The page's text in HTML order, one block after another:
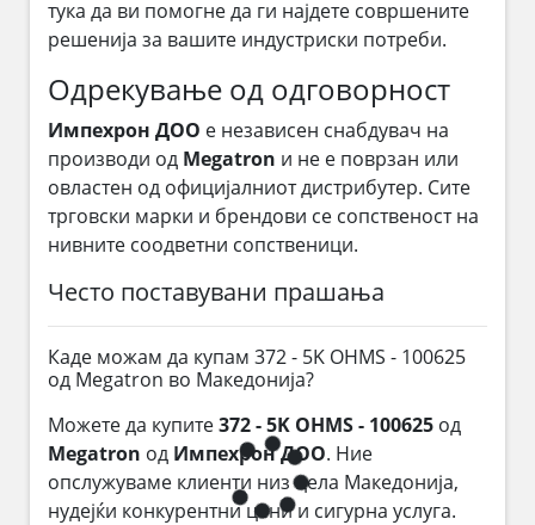
тука да ви помогне да ги најдете совршените
решенија за вашите индустриски потреби.
Одрекување од одговорност
Импехрон ДОО е независен снабдувач на
производи од Megatron и не е поврзан или
овластен од официјалниот дистрибутер. Сите
трговски марки и брендови се сопственост на
нивните соодветни сопственици.
Често поставувани прашања
Каде можам да купам 372 - 5K OHMS - 100625
од Megatron во Македонија?
Можете да купите372 - 5K OHMS - 100625 од
Megatron од Импехрон ДОО. Ние
опслужуваме клиенти низ цела Македонија,
нудејќи конкурентни цени и сигурна услуга.